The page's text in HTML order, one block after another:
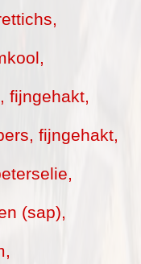
fijngehakt,
fijngehakt,
(sap),